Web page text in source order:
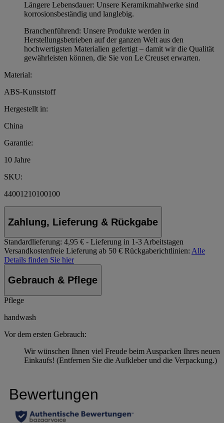
Längere Lebensdauer: Unsere Keramikmahlwerke sind
korrosionsbeständig und langlebig.
Branchenführend: Unsere Produkte werden in
Herstellungsbetrieben auf der ganzen Welt aus den
hochwertigsten Materialien gefertigt – damit wir die Qualität
gewährleisten können, die Sie von Le Creuset erwarten.
Material:
ABS-Kunststoff
Hergestellt in:
China
Garantie:
10 Jahre
SKU:
44001210100100
Zahlung, Lieferung & Rückgabe
Standardlieferung: 4,95 € - Lieferung in 1-3 Arbeitstagen
Versandkostenfreie Lieferung ab 50 € Rückgaberichtlinien: Alle
Details finden Sie hier
Gebrauch & Pflege
Pflege
handwash
Vor dem ersten Gebrauch:
Wir wünschen Ihnen viel Freude beim Auspacken Ihres neuen
Einkaufs! (Entfernen Sie die Aufkleber und die Verpackung.)